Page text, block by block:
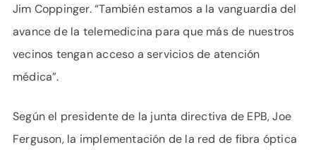
Jim Coppinger. “También estamos a la vanguardia del
avance de la telemedicina para que más de nuestros
vecinos tengan acceso a servicios de atención
médica”.
Según el presidente de la junta directiva de EPB, Joe
Ferguson, la implementación de la red de fibra óptica